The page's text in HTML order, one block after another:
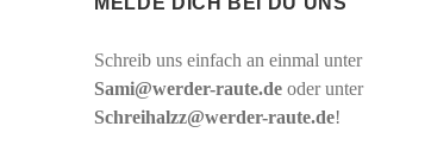
Schreib uns einfach an einmal unter
Sami@werder-raute.de oder unter
Schreihalzz@werder-raute.de!